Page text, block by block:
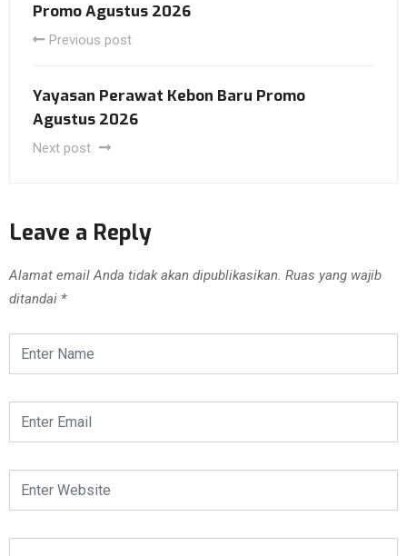
Promo Agustus 2026
Previous post
Yayasan Perawat Kebon Baru Promo
Agustus 2026
Next post
Leave a Reply
Alamat email Anda tidak akan dipublikasikan. Ruas yang wajib
ditandai *